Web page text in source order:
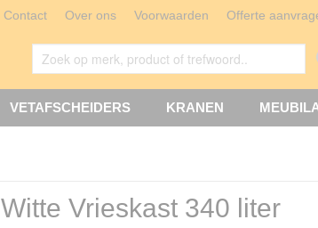
Contact Over ons Voorwaarden Offerte
VETAFSCHEIDERS KRANEN
Witte Vrieskast 340 liter